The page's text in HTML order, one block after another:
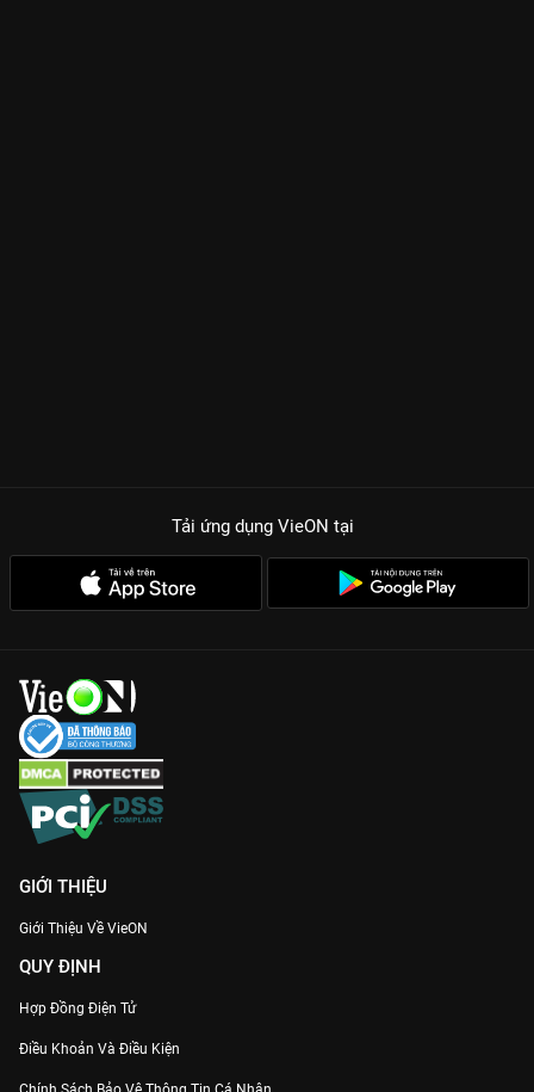
Tải ứng dụng VieON tại
GIỚI THIỆU
Giới Thiệu Về VieON
QUY ĐỊNH
Hợp Đồng Điện Tử
Điều Khoản Và Điều Kiện